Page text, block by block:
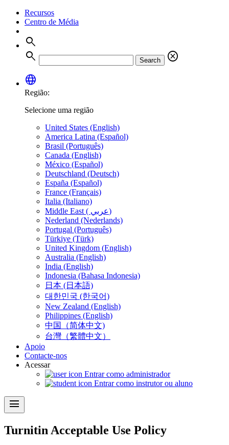
Recursos
Centro de Média
search
search
Search
cancel
language
Região:
Selecione uma região
United States (English)
America Latina (Español)
Brasil (Português)
Canada (English)
México (Español)
Deutschland (Deutsch)
España (Español)
France (Français)
Italia (Italiano)
Middle East ( عربي)
Nederland (Nederlands)
Portugal (Português)
Türkiye (Türk)
United Kingdom (English)
Australia (English)
India (English)
Indonesia (Bahasa Indonesia)
日本 (日本語)
대한민국 (한국어)
New Zealand (English)
Philippines (English)
中国（简体中文)
台灣（繁體中文）
Apoio
Contacte-nos
Acessar
Entrar como administrador
Entrar como instrutor ou aluno
menu
Turnitin Acceptable Use Policy